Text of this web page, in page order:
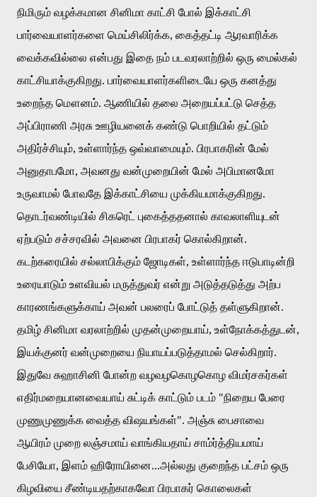
நிமிரும் வழக்கமான சினிமா காட்சி போல் இக்காட்சி
பார்வையாளர்களை மெய்சிலிர்க்க, கைத்தட்டி ஆரவாரிக்க
வைக்கவில்லை என்பது இதை நம் படவரலாற்றில் ஒரு மைல்கல்
காட்சியாக்குகிறது. பார்வையாளர்களிடையே ஒரு கனத்து
உறைந்த மௌனம். ஆணியில் தலை அறையப்பட்டு செத்த
அப்பிராணி அரசு ஊழியனைக் கண்டு பொறியில் தட்டும்
அதிர்ச்சியும், உள்ளார்ந்த ஒவ்வாமையும். பிரபாகரின் மேல்
அனுதாபமோ, அவனது வன்முறையின் மேல் அபிமானமோ
உருவாமல் போவதே இக்காட்சியை முக்கியமாக்குகிறது.
தொடர்வண்டியில் சிகரெட் புகைத்ததனால் காவலாளியுடன்
ஏற்படும் சச்சரவில் அவனை பிரபாகர் கொல்கிறான்.
கடற்கரையில் சல்லாபிக்கும் ஜோடிகள், உள்ளார்ந்த ஈடுபாடின்றி
உரையாடும் உளவியல் மருத்துவர் என்று அடுத்தடுத்து அற்ப
காரணங்களுக்காய் அவன் பலரைப் போட்டுத் தள்ளுகிறான்.
தமிழ் சினிமா வரலாற்றில் முதன்முறையாய், உள்நோக்கத்துடன்,
இயக்குனர் வன்முறையை நியாயப்படுத்தாமல் செல்கிறார்.
இதுவே சுஹாசினி போன்ற வழவழகொழகொழ விமர்சகர்கள்
எதிர்மறையானவையாய் சுட்டிக் காட்டும் படம் "நிறைய பேரை
முணுமுணுக்க வைத்த விஷயங்கள்". அஞ்சு பைசாவை
ஆயிரம் முறை லஞ்சமாய் வாங்கியதாய் சாம்ர்த்தியமாய்
பேசியோ, இளம் ஹிரோயினை...அல்லது குறைந்த பட்சம் ஒரு
கிழவியை சீண்டியதற்காகவோ பிரபாகர் கொலைகள்